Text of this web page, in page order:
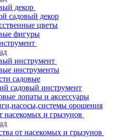
декор
садовый декор
цветы
фигуры
инструмент
инструменты
садовые
садовый инструмент
лопаты и аксессуары
орошения
насекомых и грызунов
от насекомых и грызунов